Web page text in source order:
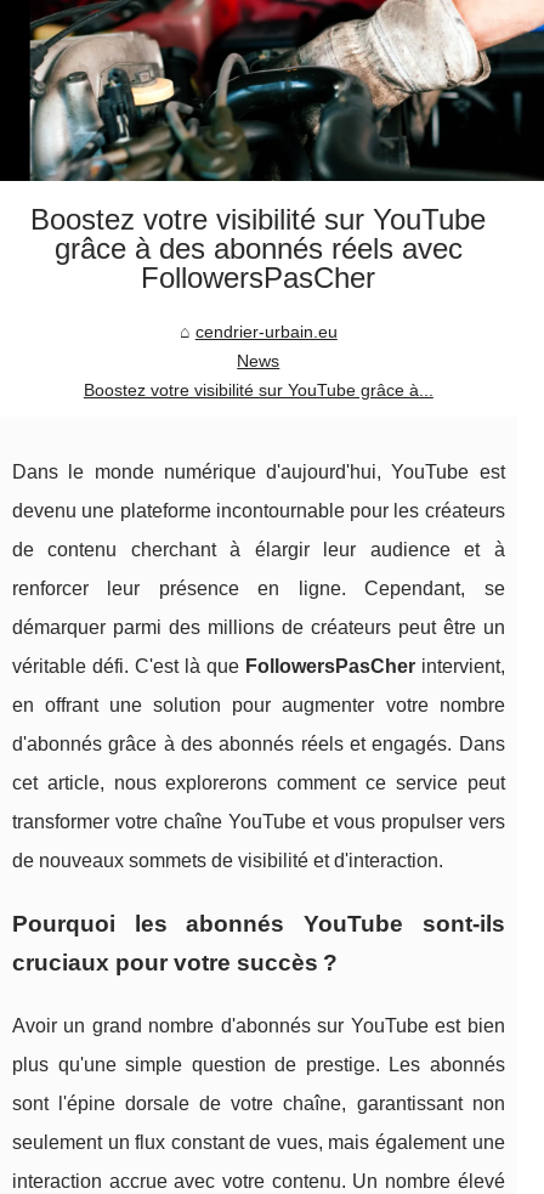
Boostez votre visibilité sur YouTube
grâce à des abonnés réels avec
FollowersPasCher
cendrier-urbain.eu
News
Boostez votre visibilité sur YouTube grâce à...
Dans le monde numérique d'aujourd'hui, YouTube est
devenu une plateforme incontournable pour les créateurs
de contenu cherchant à élargir leur audience et à
renforcer leur présence en ligne. Cependant, se
démarquer parmi des millions de créateurs peut être un
véritable défi. C'est là que FollowersPasCherintervient,
en offrant une solution pour augmenter votre nombre
d'abonnés grâce à des abonnés réels et engagés. Dans
cet article, nous explorerons comment ce service peut
transformer votre chaîne YouTube et vous propulser vers
de nouveaux sommets de visibilité et d'interaction.
Pourquoi les abonnés YouTube sont-ils
cruciaux pour votre succès ?
Avoir un grand nombre d'abonnés sur YouTube est bien
plus qu'une simple question de prestige. Les abonnés
sont l'épine dorsale de votre chaîne, garantissant non
seulement un flux constant de vues, mais également une
interaction accrue avec votre contenu. Un nombre élevé